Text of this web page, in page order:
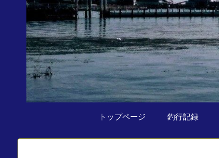
トップページ 釣行記録